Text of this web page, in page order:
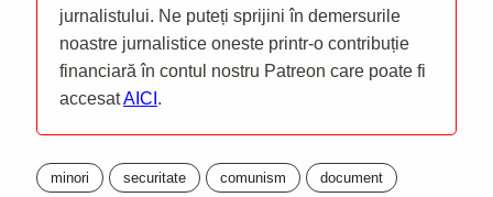
jurnalistului. Ne puteți sprijini în demersurile
noastre jurnalistice oneste printr-o contribuție
financiară în contul nostru Patreon care poate fi
accesatAICI .
minori securitate comunism document